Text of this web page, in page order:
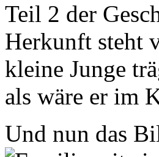
Teil 2 der
Herkunft steht
kleine Junge
als wäre er im
Und nun das